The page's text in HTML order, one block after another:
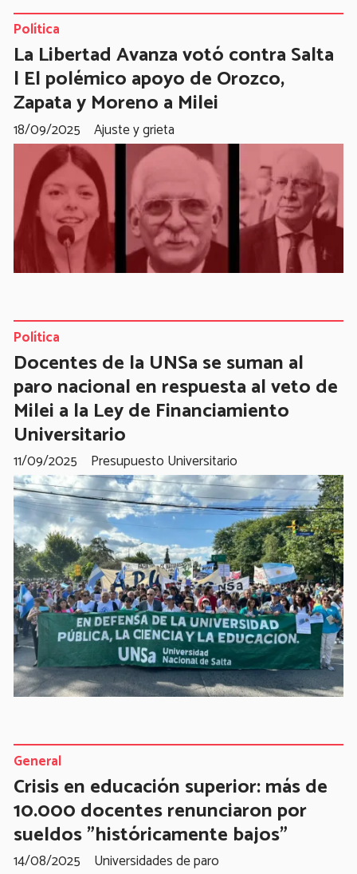
La Libertad Avanza votó contra Salta
| El polémico apoyo de Orozco,
Zapata y Moreno a Milei
Ajuste y grieta
Política
18/09/2025
Docentes de la UNSa se suman al
paro nacional en respuesta al veto de
Milei a la Ley de Financiamiento
Universitario
Presupuesto Universitario
Política
11/09/2025
Crisis en educación superior: más de
10.000 docentes renunciaron por
sueldos "históricamente bajos"
Universidades de paro
General
14/08/2025